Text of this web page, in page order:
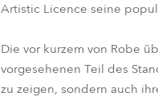
Artistic Licence seine
Die vor kurzem von Robe
vorgesehenen Teil des
zu zeigen, sondern auch